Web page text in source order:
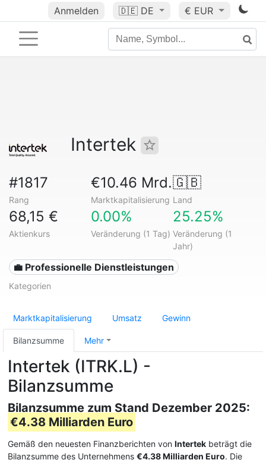
Anmelden 🇩🇪 DE € EUR
Intertek
#1817
Rang
€10.46 Mrd.
Marktkapitalisierung
🇬🇧
Land
68,15 €
Aktienkurs
0.00%
Veränderung (1 Tag)
25.25%
Veränderung (1
Jahr)
💼 Professionelle Dienstleistungen
Kategorien
Marktkapitalisierung Umsatz Gewinn
Bilanzsumme Mehr
Intertek (ITRK.L) -
Bilanzsumme
Bilanzsumme zum Stand Dezember 2025:
€4.38 Milliarden Euro
Gemäß den neuesten Finanzberichten von Intertek beträgt die
Bilanzsumme des Unternehmens €4.38 Milliarden Euro. Die